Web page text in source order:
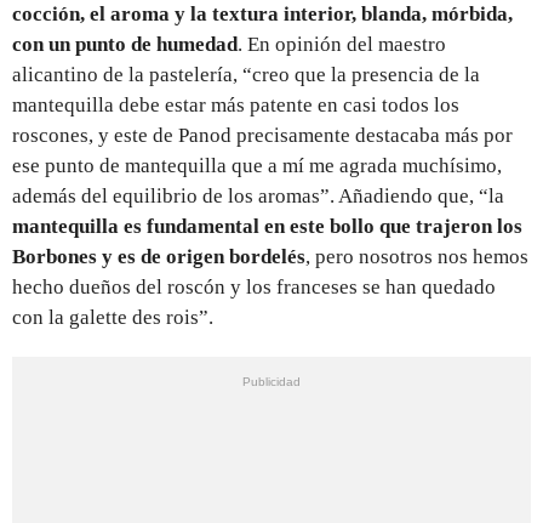
cocción, el aroma y la textura interior, blanda, mórbida,
con un punto de humedad. En opinión del maestro
alicantino de la pastelería, “creo que la presencia de la
mantequilla debe estar más patente en casi todos los
roscones, y este de Panod precisamente destacaba más por
ese punto de mantequilla que a mí me agrada muchísimo,
además del equilibrio de los aromas”. Añadiendo que, “la
mantequilla es fundamental en este bollo que trajeron los
Borbones y es de origen bordelés, pero nosotros nos hemos
hecho dueños del roscón y los franceses se han quedado
con la galette des rois”.